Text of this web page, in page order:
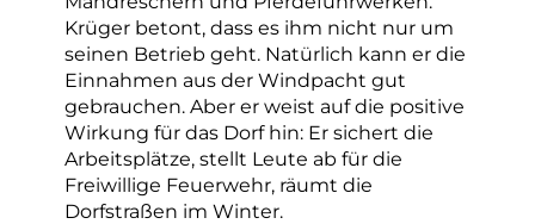
Krüger betont, dass es ihm nicht nur um
seinen Betrieb geht. Natürlich kann er die
Einnahmen aus der Windpacht gut
gebrauchen. Aber er weist auf die positive
Wirkung für das Dorf hin: Er sichert die
Arbeitsplätze, stellt Leute ab für die
Freiwillige Feuerwehr, räumt die
Dorfstraßen im Winter.